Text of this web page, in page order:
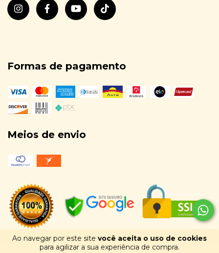
Ao navegar por este site você aceita o uso de cookies
para agilizar a sua experiência de compra.
Formas de pagamento
Meios de envio